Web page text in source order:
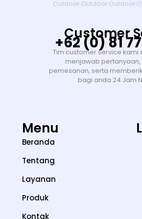
Customer
+62 (0) 81
Tim customer service kami
menjawab
pemesanan, serta
bagi anda 24 Jam
Menu
Beranda
Tentang
Layanan
Produk
Kontak